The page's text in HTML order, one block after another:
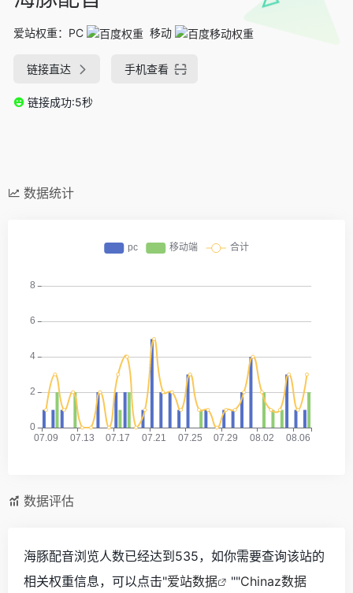
爱站权重： PC 移动
链接直达 手机查看
链接成功:5秒
数据统计
数据评估
海豚配音浏览人数已经达到535，如你需要查询该站的
相关权重信息，可以点击"爱站数据 ""Chinaz数据